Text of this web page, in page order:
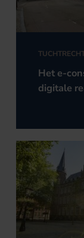
Het e-
digitale